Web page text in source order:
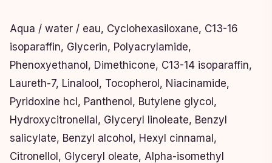
Aqua / water / eau, Cyclohexasiloxane, C13-16
isoparaffin, Glycerin, Polyacrylamide,
Phenoxyethanol, Dimethicone, C13-14 isoparaffin,
Laureth-7, Linalool, Tocopherol, Niacinamide,
Pyridoxine hcl, Panthenol, Butylene glycol,
Hydroxycitronellal, Glyceryl linoleate, Benzyl
salicylate, Benzyl alcohol, Hexyl cinnamal,
Citronellol, Glyceryl oleate, Alpha-isomethyl